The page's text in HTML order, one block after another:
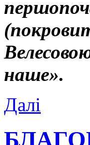
наше».
Далі